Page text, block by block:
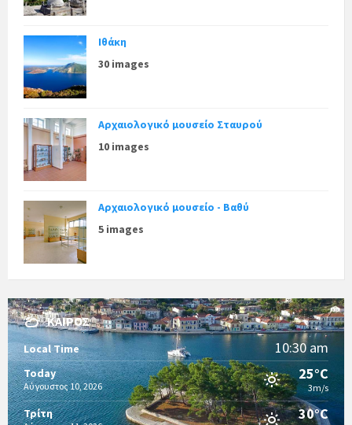
Ιθάκη
30 images
Αρχαιολογικό μουσείο Σταυρού
10 images
Αρχαιολογικό μουσείο - Βαθύ
5 images
ΚΑΙΡΌΣ
Local Time 10:30 am
Today
Αύγουστος 10, 2026
25°C
3m/s
Τρίτη 30°C